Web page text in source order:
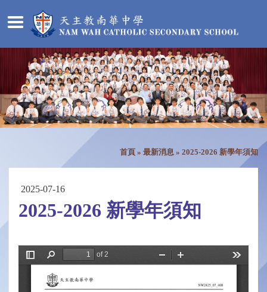
首頁 » 最新消息 » 2025-2026 新學年須知
2025-07-16
2025-2026 新學年須知